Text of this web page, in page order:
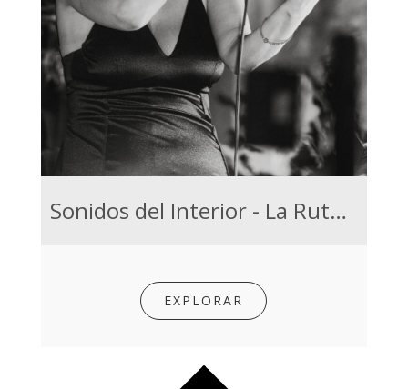
Sonidos del Interior - La Ruta del Tango
EXPLORAR